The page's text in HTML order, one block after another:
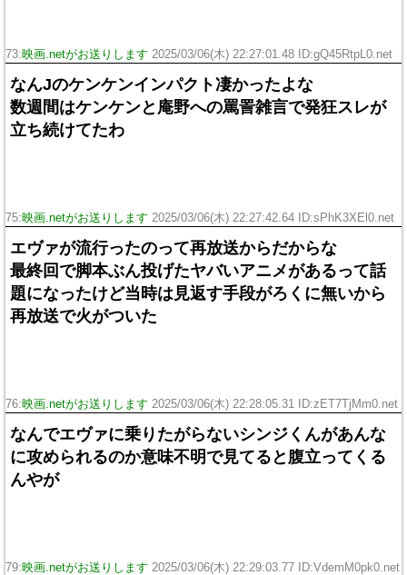
73:映画.netがお送りします 2025/03/06(木) 22:27:01.48 ID:gQ45RtpL0.net
なんJのケンケンインパクト凄かったよな
数週間はケンケンと庵野への罵詈雑言で発狂スレが
立ち続けてたわ
75:映画.netがお送りします 2025/03/06(木) 22:27:42.64 ID:sPhK3XEl0.net
エヴァが流行ったのって再放送からだからな
最終回で脚本ぶん投げたヤバいアニメがあるって話
題になったけど当時は見返す手段がろくに無いから
再放送で火がついた
76:映画.netがお送りします 2025/03/06(木) 22:28:05.31 ID:zET7TjMm0.net
なんでエヴァに乗りたがらないシンジくんがあんな
に攻められるのか意味不明で見てると腹立ってくる
んやが
79:映画.netがお送りします 2025/03/06(木) 22:29:03.77 ID:VdemM0pk0.net